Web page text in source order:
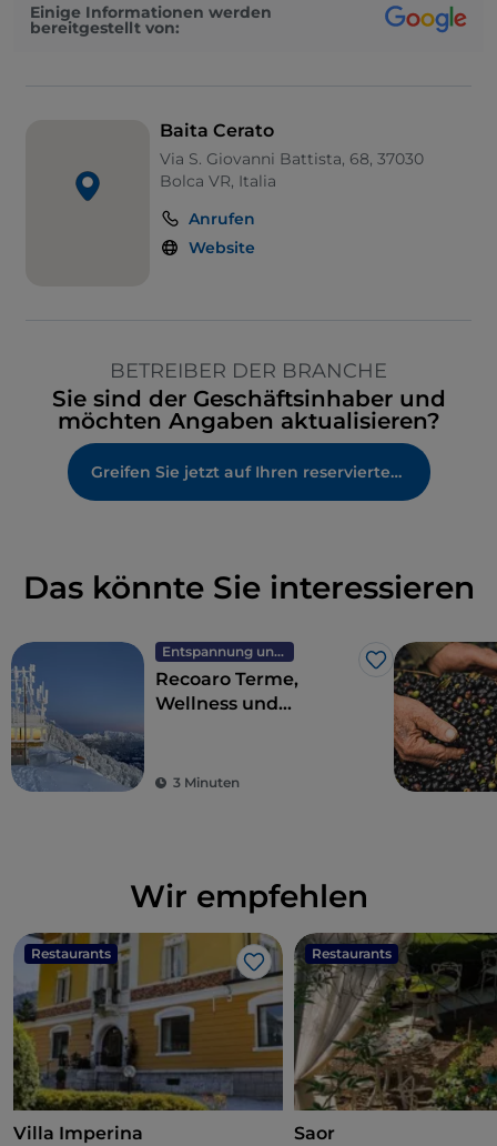
Einige Informationen werden
bereitgestellt von:
Baita Cerato
Via S. Giovanni Battista, 68, 37030
Bolca VR, Italia
Anrufen
Website
BETREIBER DER BRANCHE
Sie sind der Geschäftsinhaber und
möchten Angaben aktualisieren?
Greifen Sie jetzt auf Ihren reservierten Bereich zu
Das könnte Sie interessieren
Entspannung und Wellness
Like
Recoaro Terme,
Wellness und
Dolomiten
3 Minuten
Wir empfehlen
Restaurants
Like
Villa Imperina
Restaurants
Saor